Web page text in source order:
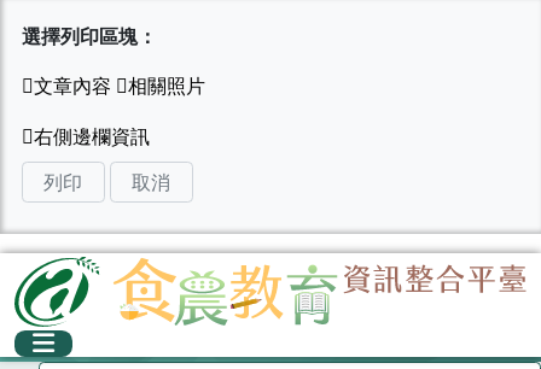
選擇列印區塊：
列印 取消